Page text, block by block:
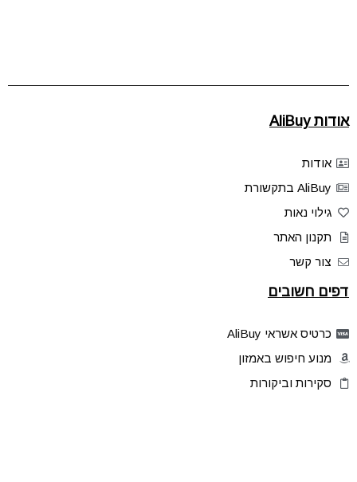
אודות AliBuy
אודות
AliBuy בתקשורת
גילוי נאות
תקנון האתר
צור קשר
דפים חשובים
כרטיס אשראי AliBuy
מנוע חיפוש באמזון
סקירות וביקורות